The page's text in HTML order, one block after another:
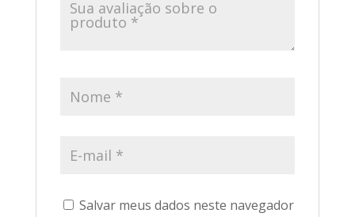
Salvar meus dados neste navegador